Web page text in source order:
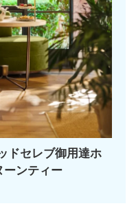
ドセレブ御用達ホ
ーンティー